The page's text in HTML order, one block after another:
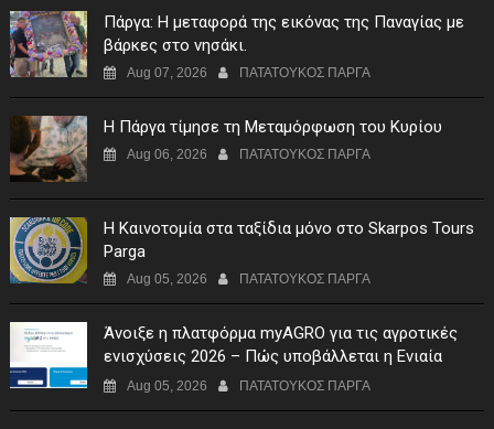
Πάργα: Η μεταφορά της εικόνας της Παναγίας με
βάρκες στο νησάκι.
Aug 07, 2026 ΠΑΤΑΤΟΥΚΟΣ ΠΑΡΓΑ
Η Πάργα τίμησε τη Μεταμόρφωση του Κυρίου
Aug 06, 2026 ΠΑΤΑΤΟΥΚΟΣ ΠΑΡΓΑ
Η Καινοτομία στα ταξίδια μόνο στο Skarpos Tours
Parga
Aug 05, 2026 ΠΑΤΑΤΟΥΚΟΣ ΠΑΡΓΑ
Άνοιξε η πλατφόρμα myAGRO για τις αγροτικές
ενισχύσεις 2026 – Πώς υποβάλλεται η Ενιαία
Αίτηση Ενίσχυσης
Aug 05, 2026 ΠΑΤΑΤΟΥΚΟΣ ΠΑΡΓΑ